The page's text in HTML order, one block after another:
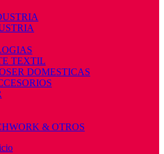
TEXTIL
DOMESTICAS
& OTROS